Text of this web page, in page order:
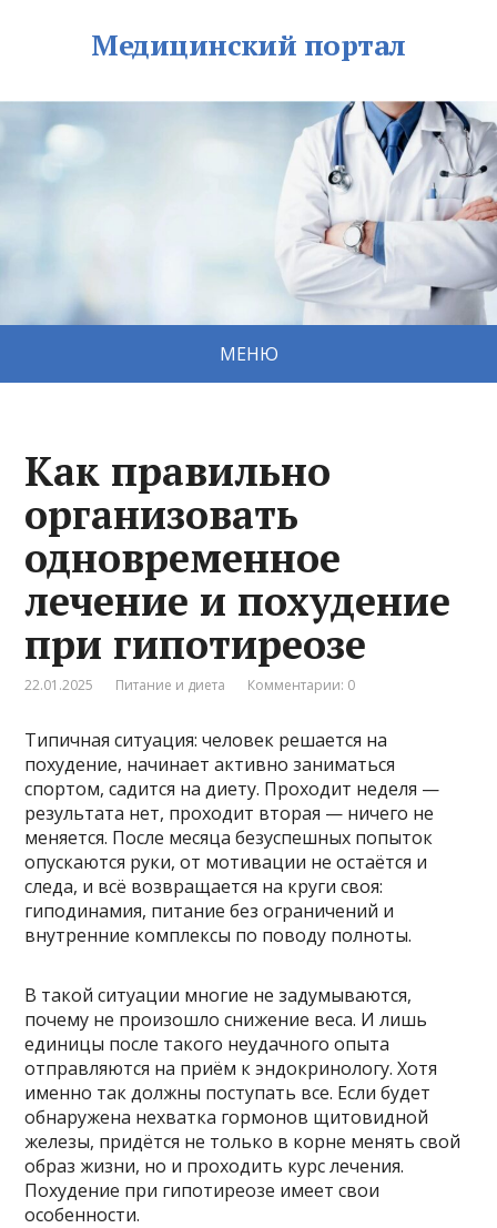
Медицинский портал
МЕНЮ
Как правильно
организовать
одновременное
лечение и похудение
при гипотиреозе
22.01.2025 Питание и диета Комментарии: 0
Типичная ситуация: человек решается на
похудение, начинает активно заниматься
спортом, садится на диету. Проходит неделя —
результата нет, проходит вторая — ничего не
меняется. После месяца безуспешных попыток
опускаются руки, от мотивации не остаётся и
следа, и всё возвращается на круги своя:
гиподинамия, питание без ограничений и
внутренние комплексы по поводу полноты.
В такой ситуации многие не задумываются,
почему не произошло снижение веса. И лишь
единицы после такого неудачного опыта
отправляются на приём к эндокринологу. Хотя
именно так должны поступать все. Если будет
обнаружена нехватка гормонов щитовидной
железы, придётся не только в корне менять свой
образ жизни, но и проходить курс лечения.
Похудение при гипотиреозе имеет свои
особенности.